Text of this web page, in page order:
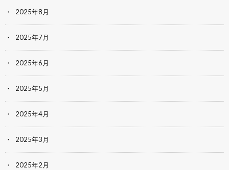
2025年8月
2025年7月
2025年6月
2025年5月
2025年4月
2025年3月
2025年2月